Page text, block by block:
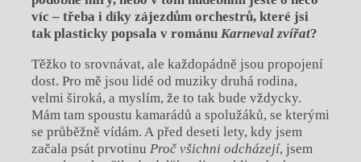
víc – třeba i díky zájezdům orchestrů, které jsi
tak plasticky popsala v románu Karneval zvířat?
Těžko to srovnávat, ale každopádně jsou propojení
dost. Pro mě jsou lidé od muziky druhá rodina,
velmi široká, a myslím, že to tak bude vždycky.
Mám tam spoustu kamarádů a spolužáků, se kterými
se průběžně vídám. A před deseti lety, kdy jsem
začala psát prvotinu Proč všichni odcházejí, jsem